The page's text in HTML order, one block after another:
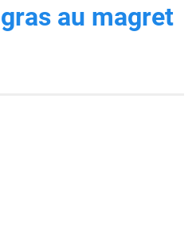
au magret